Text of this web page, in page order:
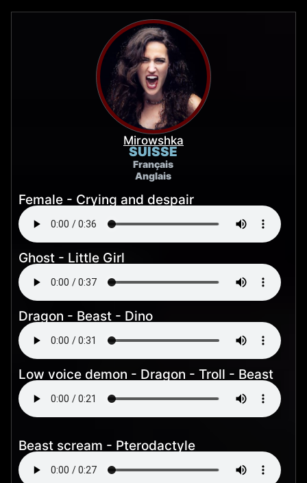
Mirowshka
SUISSE
Français
Anglais
Female - Crying and despair
Ghost - Little Girl
Dragon - Beast - Dino
Low voice demon - Dragon - Troll - Beast
Beast scream - Pterodactyle